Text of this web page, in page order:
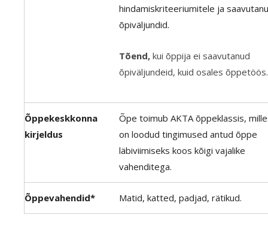
hindamiskriteeriumitele ja
õpiväljundid.
Tõend,kui õppija ei saavutanud
õpiväljundeid, kuid osales õppetöös.
Õppekeskkonna
kirjeldus
Õpe toimub AKTA õppeklassis,
on loodud tingimused antud õppe
läbiviimiseks koos kõigi vajalike
vahenditega.
Õppevahendid* Matid, katted, padjad, rätikud.